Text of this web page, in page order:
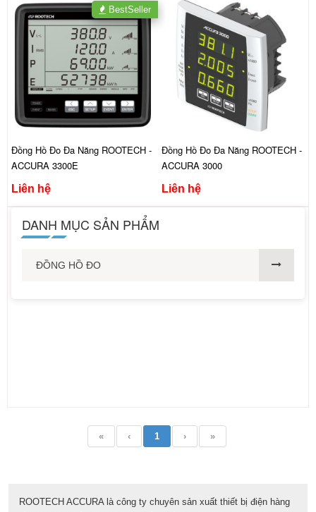
Đồng Hồ Đo Đa Năng ROOTECH -
ACCURA 3300E
Liên hệ
BestSeller
Đồng Hồ Đo Đa Năng ROOTECH -
ACCURA 3000
Liên hệ
DANH MỤC SẢN PHẨM
ĐỒNG HỒ ĐO
« ‹ 1 › »
ROOTECH ACCURA là công ty chuyên sản xuất thiết bị điện hàng